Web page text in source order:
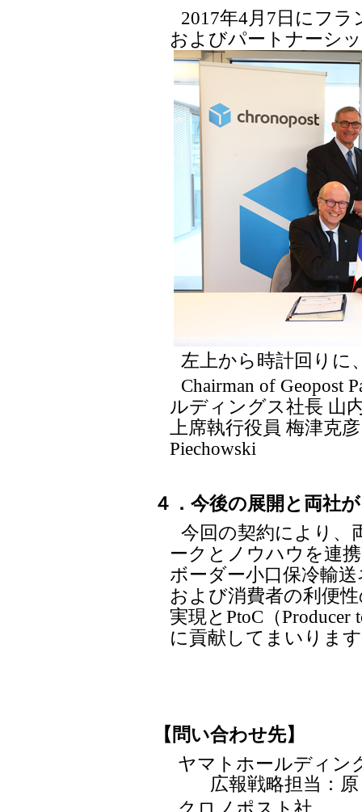
2017年4月7日にフ
およびパートナーシ
左上から時計回りに
Chairman of Geopost
ルディングス社長 山
上席執行役員 梅津克
Piechowski
４．今後の展開と両社
今回の契約により、
ークとノウハウを連
ボーダー小口保冷輸
および消費者の利便
実現とPtoC（Producer
に貢献してまいりま
【問い合わせ先】
ヤマトホールディン
広報戦略担当：